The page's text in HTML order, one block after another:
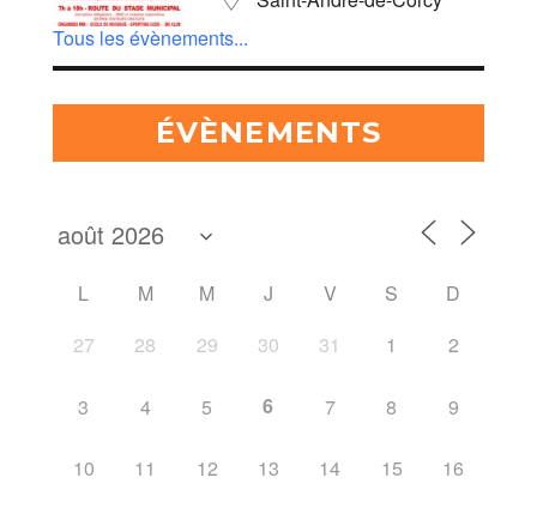
Tous les évènements...
ÉVÈNEMENTS
L M M J V S
D
27
28 29 30 31 1 2
3 4 5 6 7 8 9
10 11 12 13 14 15 16